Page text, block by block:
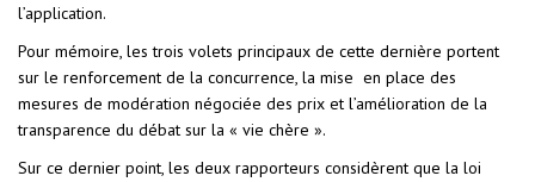
l’application.
Pour mémoire, les trois volets principaux de cette dernière portent
sur le renforcement de la concurrence, la mise en place des
mesures de modération négociée des prix et l’amélioration de la
transparence du débat sur la « vie chère ».
Sur ce dernier point, les deux rapporteurs considèrent que la loi